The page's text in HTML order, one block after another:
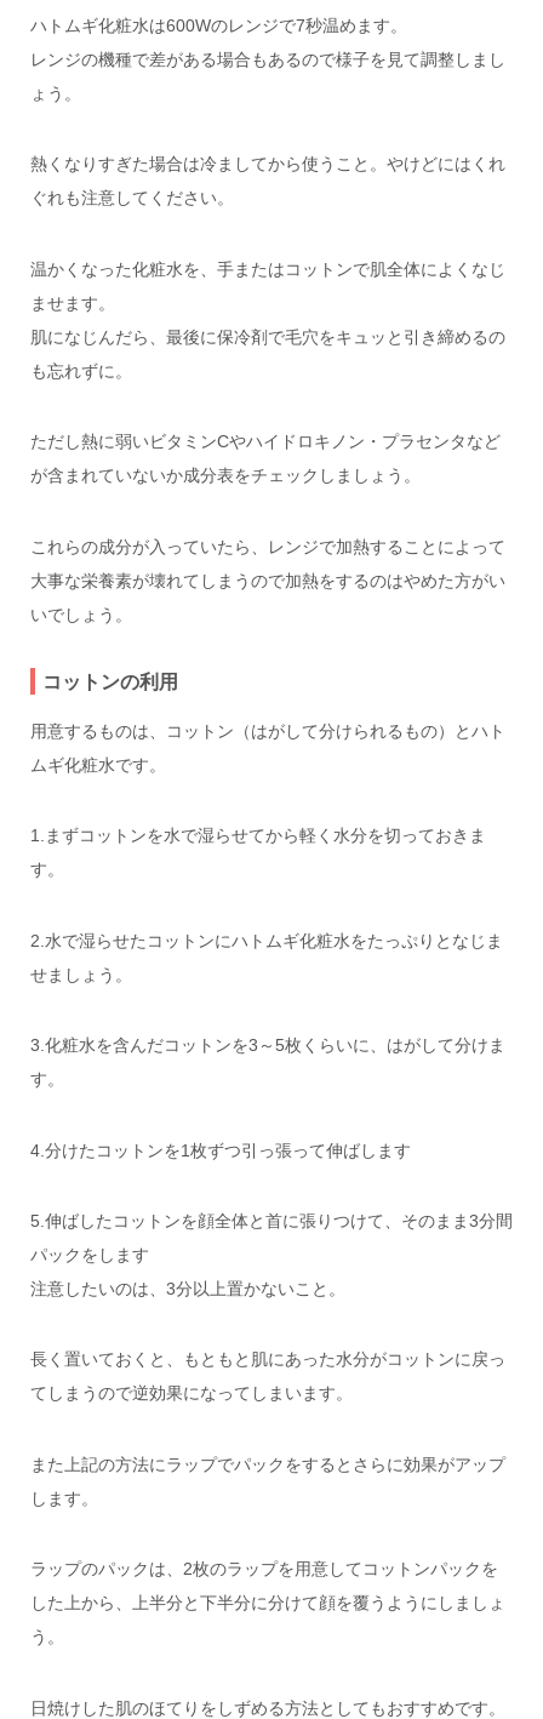
ハトムギ化粧水は600Wのレンジで7秒温めます。
レンジの機種で差がある場合もあるので様子を見て調整しまし
ょう。
熱くなりすぎた場合は冷ましてから使うこと。やけどにはくれ
ぐれも注意してください。
温かくなった化粧水を、手またはコットンで肌全体によくなじ
ませます。
肌になじんだら、最後に保冷剤で毛穴をキュッと引き締めるの
も忘れずに。
ただし熱に弱いビタミンCやハイドロキノン・プラセンタなど
が含まれていないか成分表をチェックしましょう。
これらの成分が入っていたら、レンジで加熱することによって
大事な栄養素が壊れてしまうので加熱をするのはやめた方がい
いでしょう。
コットンの利用
用意するものは、コットン（はがして分けられるもの）とハト
ムギ化粧水です。
1.まずコットンを水で湿らせてから軽く水分を切っておきま
す。
2.水で湿らせたコットンにハトムギ化粧水をたっぷりとなじま
せましょう。
3.化粧水を含んだコットンを3～5枚くらいに、はがして分けま
す。
4.分けたコットンを1枚ずつ引っ張って伸ばします
5.伸ばしたコットンを顔全体と首に張りつけて、そのまま3分間
パックをします
注意したいのは、3分以上置かないこと。
長く置いておくと、もともと肌にあった水分がコットンに戻っ
てしまうので逆効果になってしまいます。
また上記の方法にラップでパックをするとさらに効果がアップ
します。
ラップのパックは、2枚のラップを用意してコットンパックを
した上から、上半分と下半分に分けて顔を覆うようにしましょ
う。
日焼けした肌のほてりをしずめる方法としてもおすすめです。